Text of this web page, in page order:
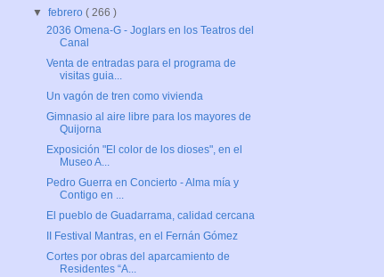
▼febrero( 266 )
2036 Omena-G - Joglars en los Teatros del
Canal
Venta de entradas para el programa de
visitas guia...
Un vagón de tren como vivienda
Gimnasio al aire libre para los mayores de
Quijorna
Exposición "El color de los dioses", en el
Museo A...
Pedro Guerra en Concierto - Alma mía y
Contigo en ...
El pueblo de Guadarrama, calidad cercana
II Festival Mantras, en el Fernán Gómez
Cortes por obras del aparcamiento de
Residentes “A...